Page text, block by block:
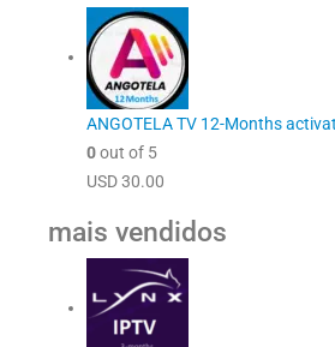
ANGOTELA TV 12-Months
0out of 5
USD30.00
mais vendidos